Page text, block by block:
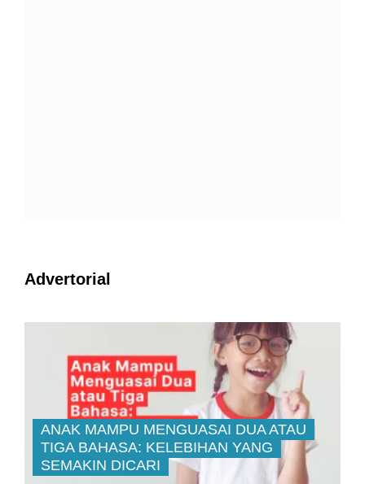
Advertorial
ANAK MAMPU MENGUASAI DUA ATAU
TIGA BAHASA: KELEBIHAN YANG
SEMAKIN DICARI